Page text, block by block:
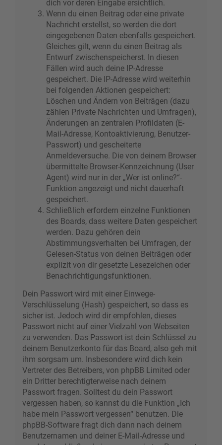
dich vor deren Eingabe ersichtlich.
Wenn du einen Beitrag oder eine private
Nachricht erstellst, so werden die dort
eingegebenen Daten ebenfalls gespeichert.
Gleiches gilt, wenn du einen Beitrag als
Entwurf zwischenspeicherst. In diesen
Fällen wird auch deine IP-Adresse
gespeichert. Die IP-Adresse wird weiterhin
bei folgenden Aktionen gespeichert:
Löschen und Ändern von Beiträgen (dazu
zählen Private Nachrichten und Umfragen),
Änderungen an zentralen Profildaten (E-
Mail-Adresse, Kontoaktivierung, Benutzer-
Passwort) und gescheiterte
Anmeldeversuche. Die von deinem Browser
übermittelte Browser-Kennzeichnung (User
Agent) wird nur in der „Wer ist online?“-
Funktion angezeigt und nicht dauerhaft
gespeichert.
Schließlich erfordern einzelne Funktionen
des Boards, dass weitere Daten gespeichert
werden. Dazu gehören dein
Abstimmungsverhalten bei Umfragen, der
Gelesen-Status von deinen Beiträgen oder
explizit von dir gesetzte Lesezeichen oder
Benachrichtigungsfunktionen.
Dein Passwort wird mit einer Einwege-
Verschlüsselung (Hash) gespeichert, so dass es
sicher ist. Jedoch wird dir empfohlen, dieses
Passwort nicht auf einer Vielzahl von Webseiten
zu verwenden. Das Passwort ist dein Schlüssel zu
deinem Benutzerkonto für das Board, also geh mit
ihm sorgsam um. Insbesondere wird dich kein
Vertreter des Betreibers, von phpBB Limited oder
ein Dritter berechtigterweise nach deinem
Passwort fragen. Solltest du dein Passwort
vergessen haben, so kannst du die Funktion „Ich
habe mein Passwort vergessen“ benutzen. Die
phpBB-Software fragt dich dann nach deinem
Benutzernamen und deiner E-Mail-Adresse und